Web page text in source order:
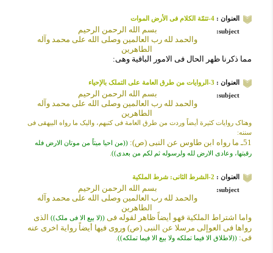
العنوان : 4-تتمّة الکلام فی الأرض الموات
subject:
بسم الله الرحمن الرحیم
والحمد لله رب العالمین وصلى الله على محمد وآله
الطاهرین
مما ذکرنا ظهر الحال فی الامور الباقیة وهی:
العنوان : 3-الروایات من طرق العامة على التملک بالإحیاء
subject:
بسم الله الرحمن الرحیم
والحمد لله رب العالمین وصلى الله على محمد وآله
الطاهرین
وهناک روایات کثیرة أیضاً وردت من طرق العامة فی کتبهم، والیک ما رواه البیهقی فی
سننه:
51ـ ما رواه ابن طاوس عن النبی (ص):
((من احیا میتاً من موتان الارض فله
رقبتها، وعادی الارض لله ولرسوله ثم لکم من بعدی)).
العنوان : 2-الشرط الثانی: شرط الملکیة
subject:
بسم الله الرحمن الرحیم
والحمد لله رب العالمین وصلى الله على محمد وآله
الطاهرین
واما اشتراط الملکیة فهو أیضاً ظاهر لقوله فی ((لا بیع الا فی ملک)) الذی
رواها فی العوإلى مرسلا عن النبی (ص) وروى فیها أیضاً روایة اخرى عنه
فی: ((لاطلاق الا فیما تملکه ولا بیع الا فیما تملکه)).